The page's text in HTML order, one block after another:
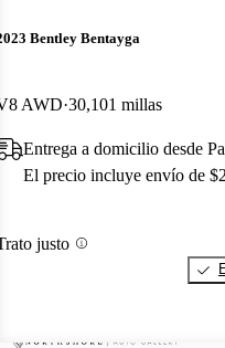
Bentley Bentayga
AWD 30,101 millas
Entrega a domicilio desde
El precio incluye envío de
justo